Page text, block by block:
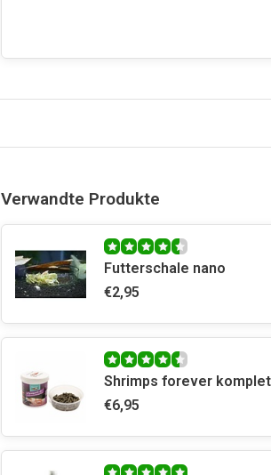
Verwandte Produkte
Futterschale nano
€2,95
Shrimps forever
€6,95